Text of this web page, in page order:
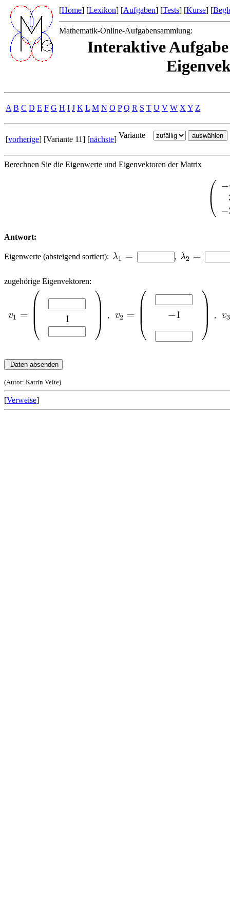
[Home] [Lexikon] [Aufgaben] [Tests] [Kurse] [
Mathematik-Online-Aufgabensammlung:
Interaktive
A B C D E F G H I J K L M N O P Q R S T U V W X Y Z
[vorherige] [Variante 11] [nächste] Variante
Berechnen Sie die Eigenwerte und Eigenvektoren der Matrix
Antwort:
Eigenwerte (absteigend sortiert): ,
zugehörige Eigenvektoren:
, ,
(Autor: Katrin Velte)
[Verweise]